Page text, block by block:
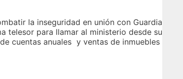
la inseguridad en unión con Guardia
telesor para llamar al ministerio desde su
cuentas anuales y ventas de inmuebles